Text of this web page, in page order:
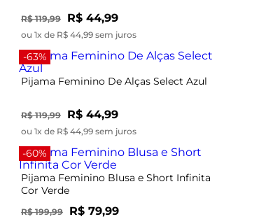
R$ 119,99 R$ 44,99
ou 1x de R$ 44,99 sem juros
-63%
Pijama Feminino De Alças Select Azul
R$ 119,99 R$ 44,99
ou 1x de R$ 44,99 sem juros
-60%
Pijama Feminino Blusa e Short Infinita
Cor Verde
R$ 199,99 R$ 79,99